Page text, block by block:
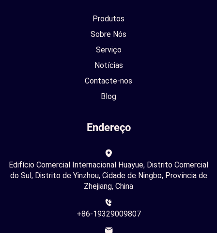
Produtos
Sobre Nós
Serviço
Notícias
Contacte-nos
Blog
Endereço
Edifício Comercial Internacional Huayue, Distrito Comercial
do Sul, Distrito de Yinzhou, Cidade de Ningbo, Província de
Zhejiang, China
+86-19329009807